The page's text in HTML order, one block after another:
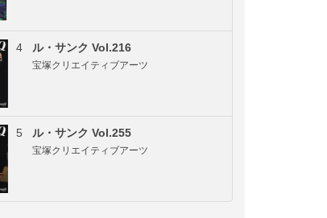
4 ル・サンク Vol.216
宝塚クリエイティブアーツ
5 ル・サンク Vol.255
宝塚クリエイティブアーツ